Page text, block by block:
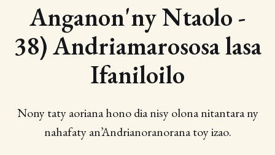
Anganon'ny Ntaolo -
38) Andriamarososa lasa
Ifaniloilo
Nony taty aoriana hono dia nisy olona nitantara ny
nahafaty an’Andrianoranorana toy izao.